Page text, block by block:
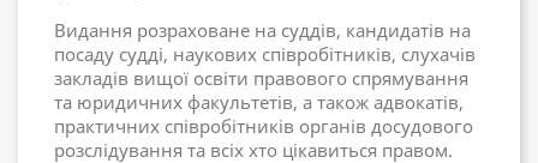
Видання розраховане на суддів, кандидатів на
посаду судді, наукових співробітників, слухачів
закладів вищої освіти правового спрямування
та юридичних факультетів, а також адвокатів,
практичних співробітників органів досудового
розслідування та всіх хто цікавиться правом.